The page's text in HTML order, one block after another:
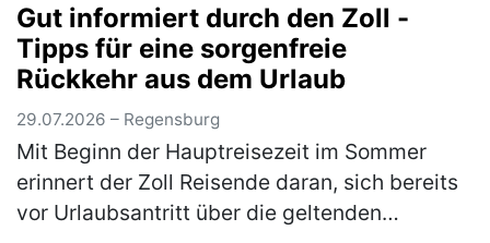
Bundeskabinett die Novelle für das
Erneuerbare-Energien-Gesetz (EE…
Gut informiert durch den Zoll -
Tipps für eine sorgenfreie
Rückkehr aus dem Urlaub
29.07.2026 – Regensburg
Mit Beginn der Hauptreisezeit im Sommer
erinnert der Zoll Reisende daran, sich bereits
vor Urlaubsantritt über die geltenden